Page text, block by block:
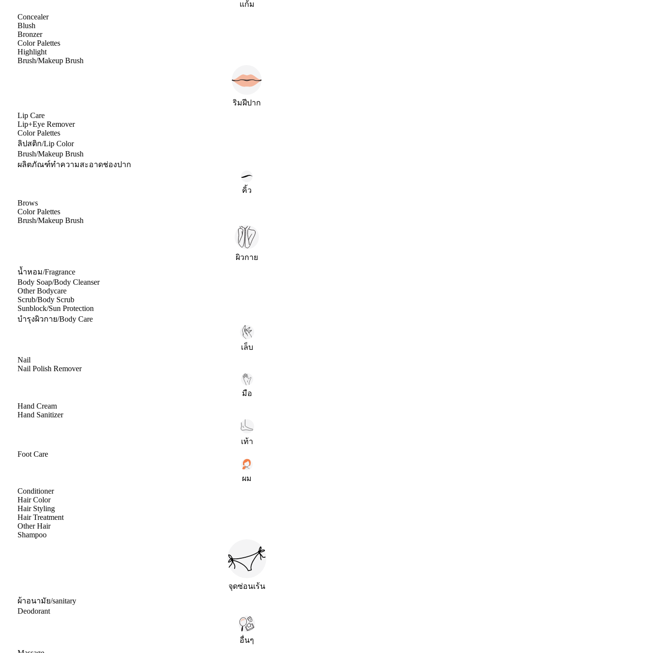
แก้ม
Concealer
Blush
Bronzer
Color Palettes
Highlight
Brush/Makeup Brush
ริมฝีปาก
Lip Care
Lip+Eye Remover
Color Palettes
ลิปสติก/Lip Color
Brush/Makeup Brush
ผลิตภัณฑ์ทำความสะอาดช่องปาก
คิ้ว
Brows
Color Palettes
Brush/Makeup Brush
ผิวกาย
น้ำหอม/Fragrance
Body Soap/Body Cleanser
Other Bodycare
Scrub/Body Scrub
Sunblock/Sun Protection
บำรุงผิวกาย/Body Care
เล็บ
Nail
Nail Polish Remover
มือ
Hand Cream
Hand Sanitizer
เท้า
Foot Care
ผม
Conditioner
Hair Color
Hair Styling
Hair Treatment
Other Hair
Shampoo
จุดซ่อนเร้น
ผ้าอนามัย/sanitary
Deodorant
อื่นๆ